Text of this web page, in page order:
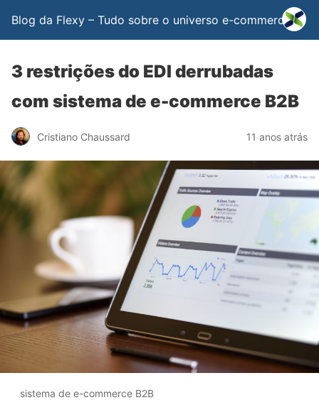
Blog da Flexy – Tudo sobre o universo e-commerce
3 restrições do EDI derrubadas
com sistema de e-commerce B2B
Cristiano Chaussard 11 anos atrás
sistema de e-commerce B2B